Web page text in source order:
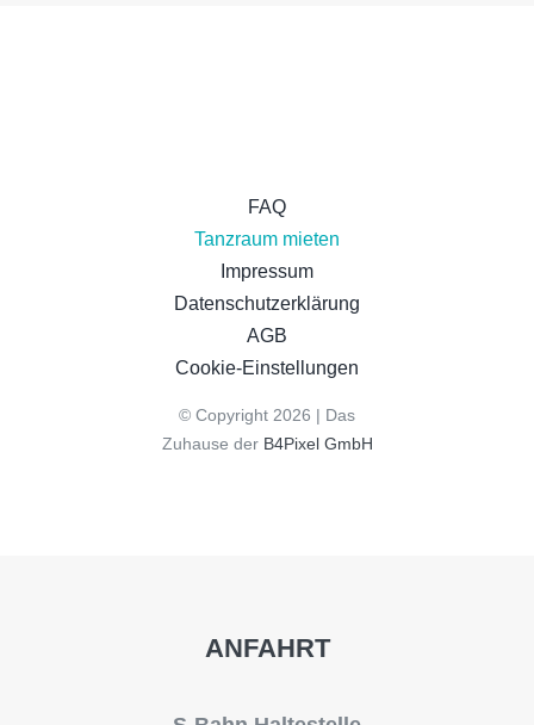
FAQ
Tanzraum mieten
Impressum
Datenschutzerklärung
AGB
Cookie-Einstellungen
© Copyright 2026 | Das
Zuhause derB4Pixel GmbH
ANFAHRT